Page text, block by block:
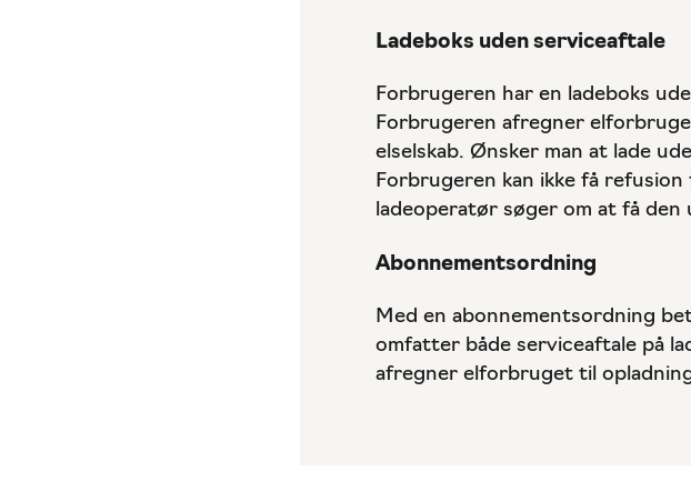
Ladeboks uden serviceaftale
Forbrugeren har en ladeboks
Forbrugeren afregner
elselskab. Ønsker man at lade
Forbrugeren kan ikke få
ladeoperatør søger om at få den
Abonnementsordning
Med en abonnementsordning
omfatter både serviceaftale på
afregner elforbruget til